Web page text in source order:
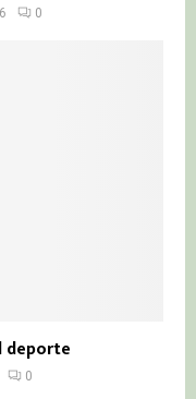
0
deporte
0